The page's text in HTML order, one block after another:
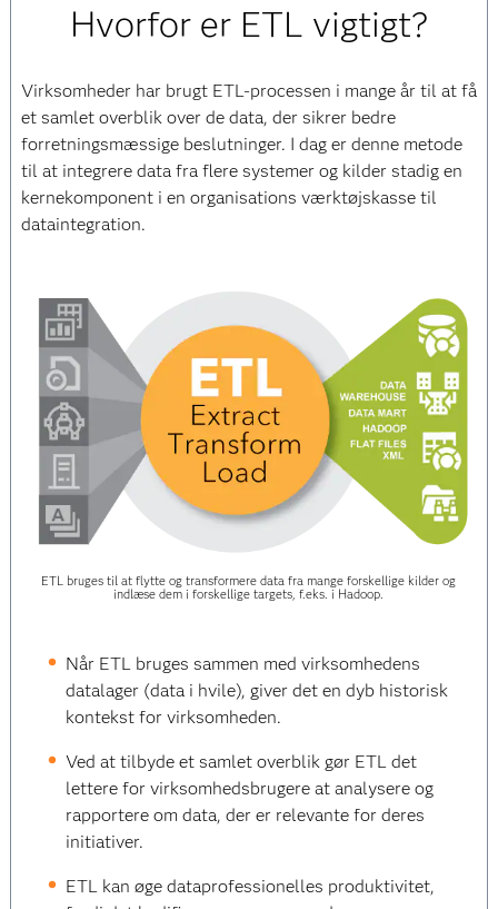
Hvorfor er ETL vigtigt?
Virksomheder har brugt ETL-processen i mange år til at få
et samlet overblik over de data, der sikrer bedre
forretningsmæssige beslutninger. I dag er denne metode
til at integrere data fra flere systemer og kilder stadig en
kernekomponent i en organisations værktøjskasse til
dataintegration.
ETL bruges til at flytte og transformere data fra mange forskellige kilder og
indlæse dem i forskellige targets, f.eks. i Hadoop.
Når ETL bruges sammen med virksomhedens
datalager (data i hvile), giver det en dyb historisk
kontekst for virksomheden.
Ved at tilbyde et samlet overblik gør ETL det
lettere for virksomhedsbrugere at analysere og
rapportere om data, der er relevante for deres
initiativer.
ETL kan øge dataprofessionelles produktivitet,